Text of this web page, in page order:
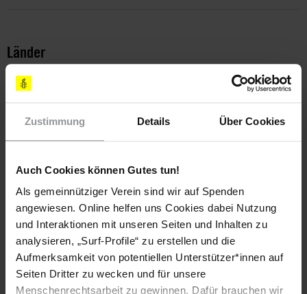
Zustimmung Details Über Cookies
Auch Cookies können Gutes tun!
Als gemeinnütziger Verein sind wir auf Spenden
angewiesen. Online helfen uns Cookies dabei Nutzung
und Interaktionen mit unseren Seiten und Inhalten zu
analysieren, „Surf-Profile“ zu erstellen und die
Aufmerksamkeit von potentiellen Unterstützer*innen auf
Seiten Dritter zu wecken und für unsere
Menschenrechtsarbeit zu gewinnen. Dafür brauchen wir
Länder
Marokko
Themen
Flüchtlinge & Asyl
Teile diesen Beitrag